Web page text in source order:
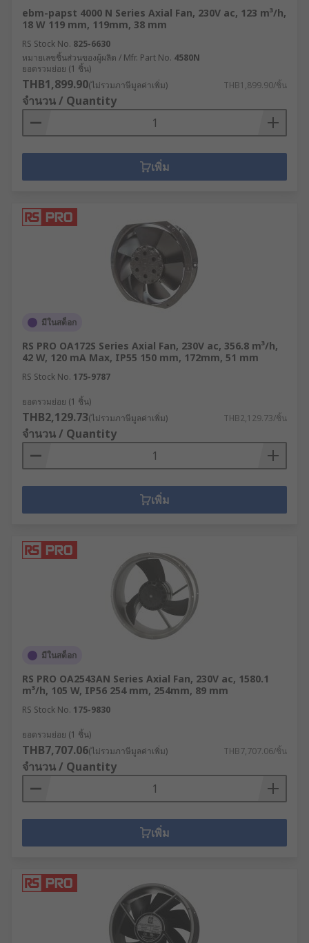
ebm-papst 4000 N Series Axial Fan, 230V ac, 123 m³/h,
18 W 119 mm, 119mm, 38 mm
RS Stock No. 825-6630
หมายเลขชิ้นส่วนของผู้ผลิต / Mfr. Part No. 4580N
ยอดรวมย่อย (1 ชิ้น)
THB1,899.90(ไม่รวมภาษีมูลค่าเพิ่ม) THB1,899.90/ชิ้น
จำนวน / Quantity
เพิ่ม
มีในสต็อก
RS PRO OA172S Series Axial Fan, 230V ac, 356.8 m³/h,
42 W, 120 mA Max, IP55 150 mm, 172mm, 51 mm
RS Stock No. 175-9787
ยอดรวมย่อย (1 ชิ้น)
THB2,129.73(ไม่รวมภาษีมูลค่าเพิ่ม) THB2,129.73/ชิ้น
จำนวน / Quantity
เพิ่ม
มีในสต็อก
RS PRO OA2543AN Series Axial Fan, 230V ac, 1580.1
m³/h, 105 W, IP56 254 mm, 254mm, 89 mm
RS Stock No. 175-9830
ยอดรวมย่อย (1 ชิ้น)
THB7,707.06(ไม่รวมภาษีมูลค่าเพิ่ม) THB7,707.06/ชิ้น
จำนวน / Quantity
เพิ่ม